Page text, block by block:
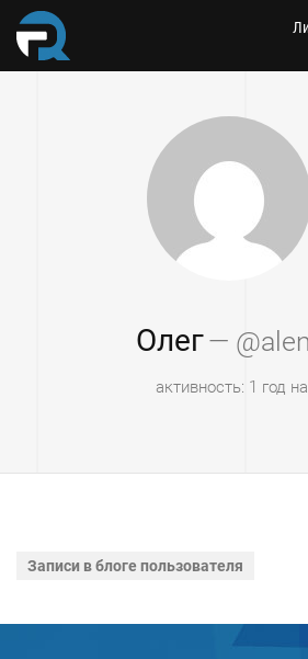
Олег—
активность: 1 год
Записи в блоге пользователя